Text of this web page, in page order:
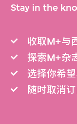
Stay in the
收取M+与
探索M+杂
选择你希
随时取消